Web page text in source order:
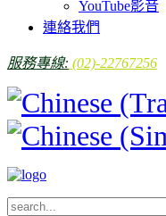
YouTube影音
連絡我們
服務專線: (02)-22767256